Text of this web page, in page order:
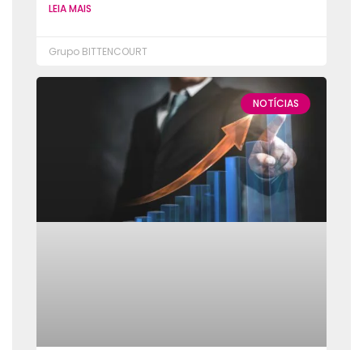
LEIA MAIS
Grupo BITTENCOURT
NOTÍCIAS